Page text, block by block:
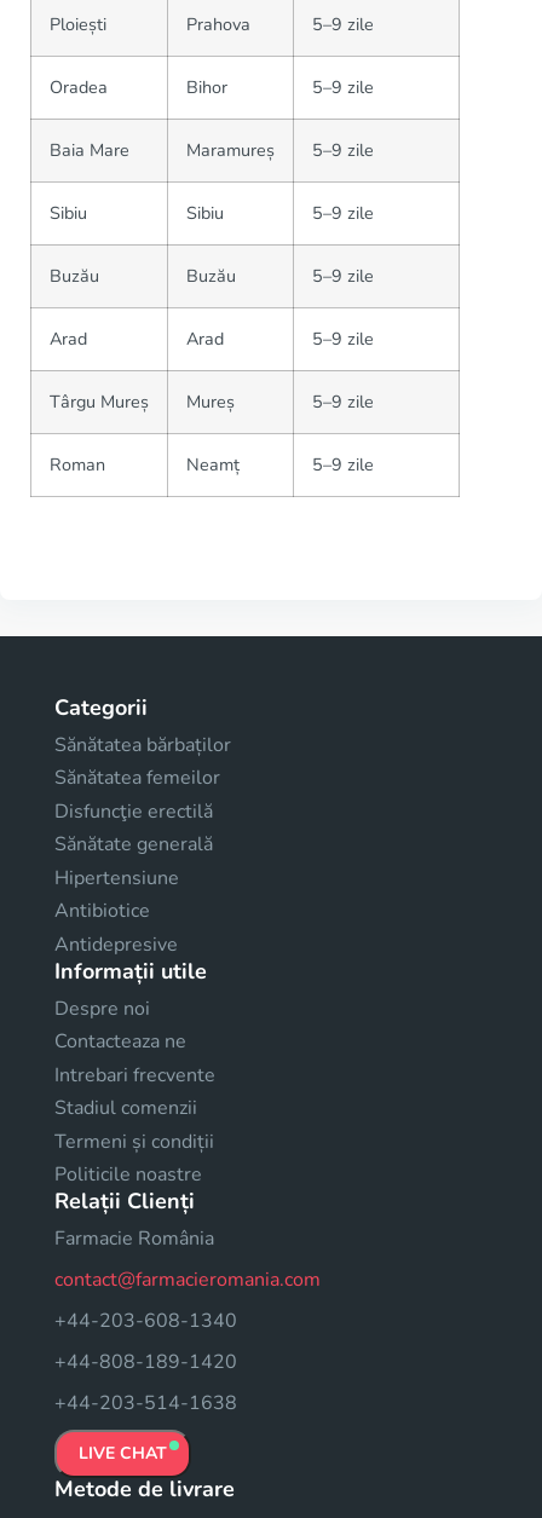
Ploiești Prahova 5–9 zile
Oradea Bihor 5–9 zile
Baia Mare Maramureș 5–9 zile
Sibiu Sibiu 5–9 zile
Buzău Buzău 5–9 zile
Arad Arad 5–9 zile
Târgu Mureș Mureș 5–9 zile
Roman Neamț 5–9 zile
Categorii
Sănătatea bărbaților
Sănătatea femeilor
Disfuncţie erectilă
Sănătate generală
Hipertensiune
Antibiotice
Antidepresive
Informații utile
Despre noi
Contacteaza ne
Intrebari frecvente
Stadiul comenzii
Termeni și condiții
Politicile noastre
Relații Clienți
Farmacie România
contact@farmacieromania.com
+44-203-608-1340
+44-808-189-1420
+44-203-514-1638
LIVE CHAT
Metode de livrare